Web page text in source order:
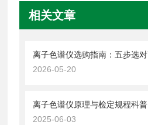
相关文章
2026-05-20
离子色谱仪原理与检定规程科普
2025-06-03